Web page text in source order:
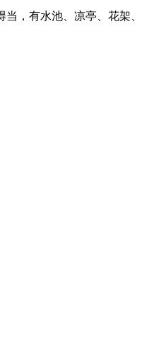
，有水池、凉亭、花架